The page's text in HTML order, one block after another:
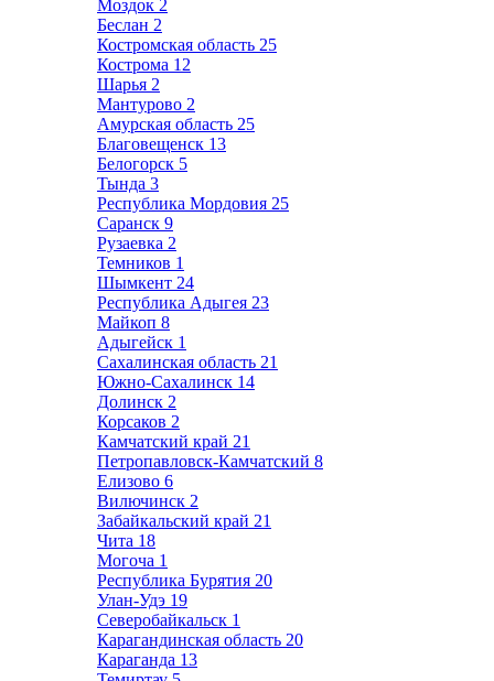
Моздок 2
Беслан 2
Костромская область 25
Кострома 12
Шарья 2
Мантурово 2
Амурская область 25
Благовещенск 13
Белогорск 5
Тында 3
Республика Мордовия 25
Саранск 9
Рузаевка 2
Темников 1
Шымкент 24
Республика Адыгея 23
Майкоп 8
Адыгейск 1
Сахалинская область 21
Южно-Сахалинск 14
Долинск 2
Корсаков 2
Камчатский край 21
Петропавловск-Камчатский 8
Елизово 6
Вилючинск 2
Забайкальский край 21
Чита 18
Могоча 1
Республика Бурятия 20
Улан-Удэ 19
Северобайкальск 1
Карагандинская область 20
Караганда 13